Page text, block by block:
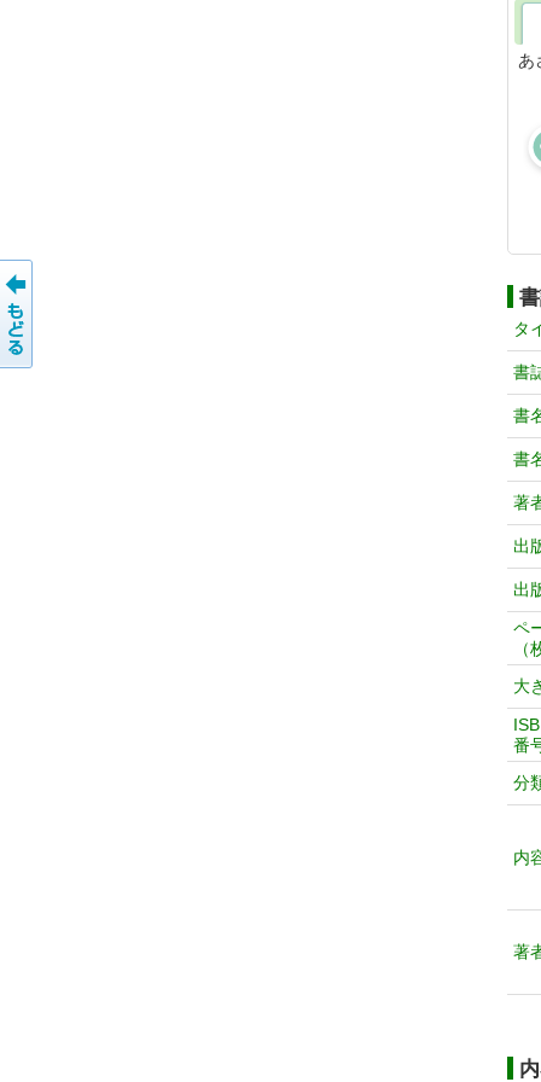
あ
タ
書
書
書
著
出
出
（
大
番
分
内
著